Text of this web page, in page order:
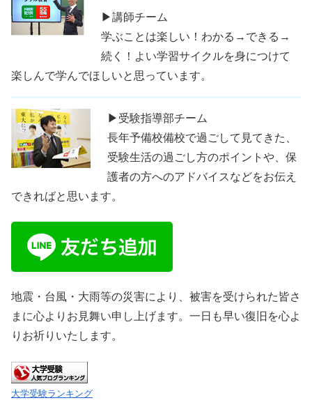
▶講師チーム
学ぶことは楽しい！わかる→できる→
続く！よい学習サイクルを身につけて
楽しんで学んでほしいと思っています。
▶受験指導部チーム
長年予備校備校で過ごして見てきた、
受験生活の過ごし方のポイントや、保
護者の方へのアドバイスなどをお伝え
できればと思います。
地震・台風・大雨等の災害により、被害を受けられた皆さ
まに心よりお見舞い申し上げます。一日も早い復旧を心よ
りお祈りいたします。
大学受験ランキング